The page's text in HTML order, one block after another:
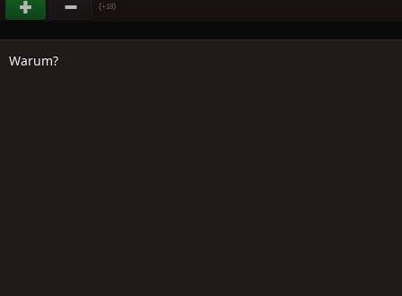
(+18)
Warum?